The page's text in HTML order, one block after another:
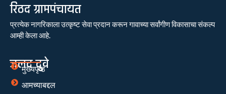
रिठद ग्रामपंचायत
प्रत्येक नागरिकाला उत्कृष्ट सेवा प्रदान करून गावाच्या सर्वांगीण विकासाचा संकल्प
आम्ही केला आहे.
जलद दुवे
मुख्यपृष्ठ
आमच्याबद्दल